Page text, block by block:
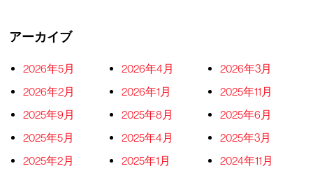
アーカイブ
2026年5月 2026年4月
2026年3月
2026年2月
2026年1月
2025年11月
2025年9月
2025年8月
2025年6月
2025年5月
2025年4月
2025年3月
2025年2月
2025年1月
2024年11月